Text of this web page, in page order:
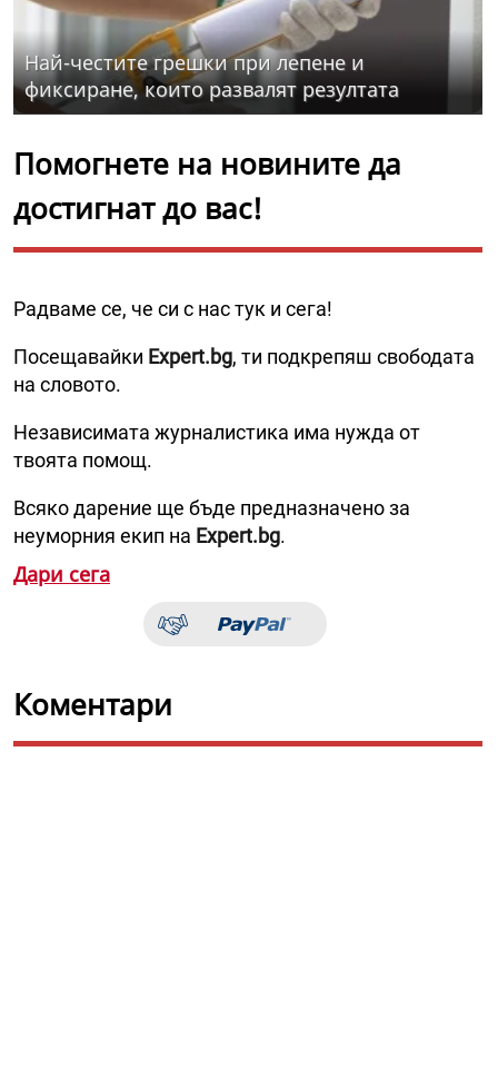
Най-честите грешки при лепене и
фиксиране, които развалят резултата
Помогнете на новините да
достигнат до вас!
Радваме се, че си с нас тук и сега!
Посещавайки Expert.bg, ти подкрепяш свободата
на словото.
Независимата журналистика има нужда от
твоята помощ.
Всяко дарение ще бъде предназначено за
неуморния екип на Expert.bg.
Дари сега
Коментари